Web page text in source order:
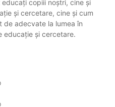
copiii noștri, cine și
și cercetare, cine și cum
de adecvate la lumea în
educație și cercetare.